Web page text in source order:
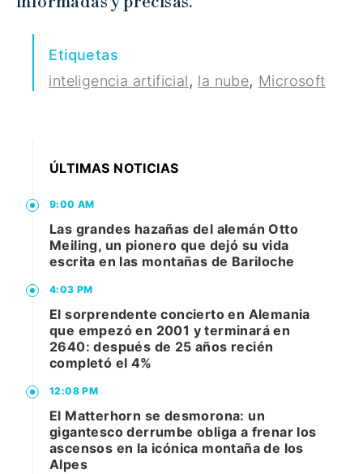
Etiquetas
inteligencia artificial, la nube, Microsoft
ÚLTIMAS NOTICIAS
9:00 AM
Las grandes hazañas del alemán Otto
Meiling, un pionero que dejó su vida
escrita en las montañas de Bariloche
4:03 PM
El sorprendente concierto en Alemania
que empezó en 2001 y terminará en
2640: después de 25 años recién
completó el 4%
12:08 PM
El Matterhorn se desmorona: un
gigantesco derrumbe obliga a frenar los
ascensos en la icónica montaña de los
Alpes